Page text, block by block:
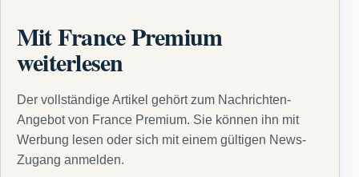
Mit France Premium
weiterlesen
Der vollständige Artikel gehört zum Nachrichten-
Angebot von France Premium. Sie können ihn mit
Werbung lesen oder sich mit einem gültigen News-
Zugang anmelden.